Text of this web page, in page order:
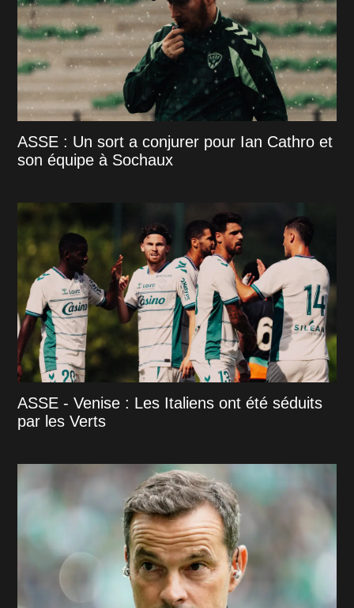
ASSE : Un sort a conjurer pour Ian Cathro et
son équipe à Sochaux
ASSE - Venise : Les Italiens ont été séduits
par les Verts